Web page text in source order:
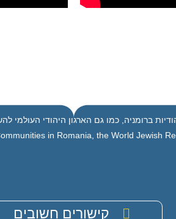
ברומניה, כמו גם הארגון היהודי העולמי
in Romania, the World Jewish
קישורים חשובים